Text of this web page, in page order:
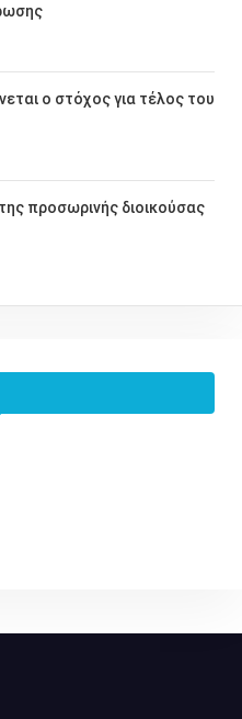
ο στόχος για τέλος του
προσωρινής διοικούσας